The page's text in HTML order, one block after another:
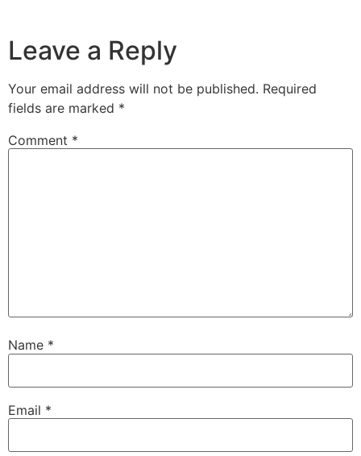
Leave a Reply
Your email address will not be published. Required
fields are marked *
Comment *
Name *
Email *